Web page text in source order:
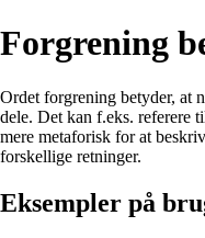
Forgrening
Ordet forgrening betyder, at
dele. Det kan f.eks. referere
mere metaforisk for at
forskellige retninger.
Eksempler på